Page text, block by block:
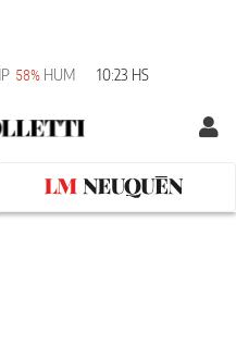
58% HUM 10:23 HS